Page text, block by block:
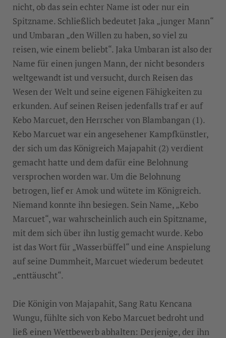
nicht, ob das sein echter Name ist oder nur ein
Spitzname. Schließlich bedeutet Jaka „junger Mann“
und Umbaran „den Willen zu haben, so viel zu
reisen, wie einem beliebt“. Jaka Umbaran ist also der
Name für einen jungen Mann, der nicht besonders
weltgewandt ist und versucht, durch Reisen das
Wesen der Welt und seine eigenen Fähigkeiten zu
erkunden. Auf seinen Reisen jedenfalls traf er auf
Kebo Marcuet, den Herrscher von Blambangan (1).
Kebo Marcuet war ein angesehener Kampfkünstler,
der sich um das Königreich Majapahit (2) verdient
gemacht hatte und dem dafür eine Belohnung
versprochen worden war. Um die Belohnung
betrogen, lief er Amok und wütete im Königreich.
Niemand konnte ihn besiegen. Sein Name, „Kebo
Marcuet“, war wahrscheinlich auch ein Spitzname,
mit dem sich über ihn lustig gemacht wurde. Kebo
ist das Wort für „Wasserbüffel“ und eine Anspielung
auf seine Dummheit, Marcuet wiederum bedeutet
„enttäuscht“.
Die Königin von Majapahit, Sang Ratu Kencana
Wungu, fühlte sich von Kebo Marcuet bedroht und
ließ einen Wettbewerb abhalten: Derjenige, der ihn